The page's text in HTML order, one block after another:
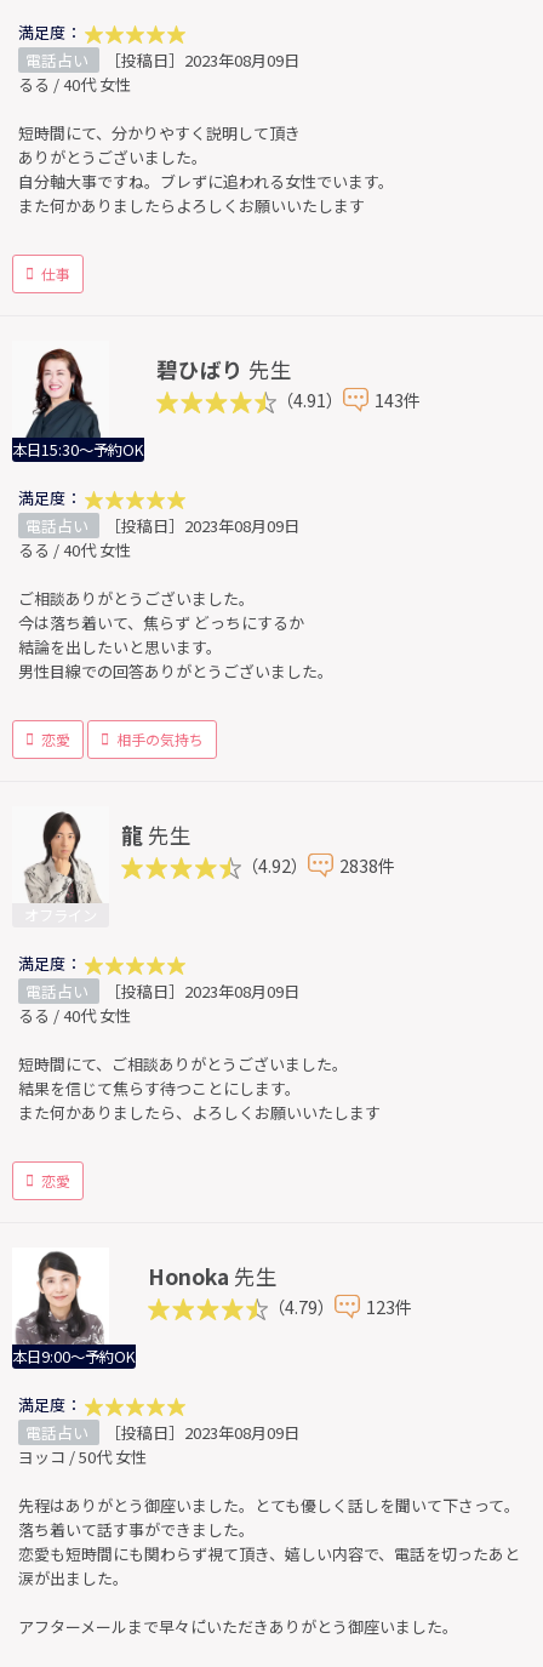
満足度：
電話占い
［投稿日］2023年08月09日
るる / 40代 女性
短時間にて、分かりやすく説明して頂き
ありがとうございました。
自分軸大事ですね。ブレずに追われる女性でいます。
また何かありましたらよろしくお願いいたします
仕事
本日15:30～予約OK
碧ひばり 先生
（4.91） 143件
満足度：
電話占い
［投稿日］2023年08月09日
るる / 40代 女性
ご相談ありがとうございました。
今は落ち着いて、焦らず どっちにするか
結論を出したいと思います。
男性目線での回答ありがとうございました。
恋愛 相手の気持ち
龍 先生
（4.92） 2838件
満足度：
電話占い
［投稿日］2023年08月09日
るる / 40代 女性
短時間にて、ご相談ありがとうございました。
結果を信じて焦らす待つことにします。
また何かありましたら、よろしくお願いいたします
恋愛
本日9:00～予約OK
Honoka 先生
（4.79） 123件
満足度：
電話占い
［投稿日］2023年08月09日
ヨッコ / 50代 女性
先程はありがとう御座いました。とても優しく話しを聞いて下さって。
落ち着いて話す事ができました。
恋愛も短時間にも関わらず視て頂き、嬉しい内容で、電話を切ったあと
涙が出ました。
アフターメールまで早々に゙いただきありがとう御座いました。